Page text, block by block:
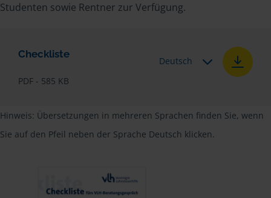
Studenten sowie Rentner zur Verfügung.
Checkliste
PDF - 585 KB
Deutsch
Hinweis: Übersetzungen in mehreren Sprachen finden Sie, wenn
Sie auf den Pfeil neben der Sprache Deutsch klicken.